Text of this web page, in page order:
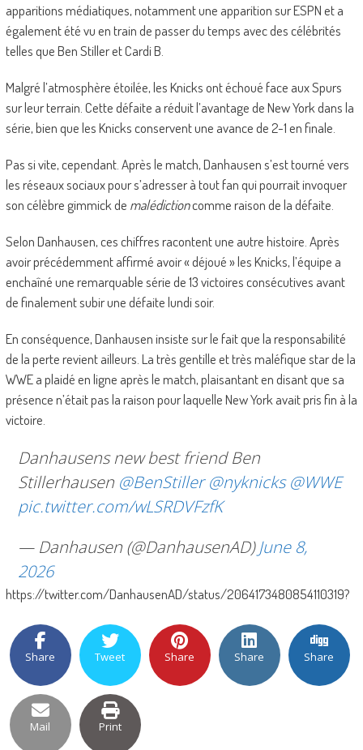
apparitions médiatiques, notamment une apparition sur ESPN et a
également été vu en train de passer du temps avec des célébrités
telles que Ben Stiller et Cardi B.
Malgré l’atmosphère étoilée, les Knicks ont échoué face aux Spurs
sur leur terrain. Cette défaite a réduit l’avantage de New York dans la
série, bien que les Knicks conservent une avance de 2-1 en finale.
Pas si vite, cependant. Après le match, Danhausen s’est tourné vers
les réseaux sociaux pour s’adresser à tout fan qui pourrait invoquer
son célèbre gimmick de malédictioncomme raison de la défaite.
Selon Danhausen, ces chiffres racontent une autre histoire. Après
avoir précédemment affirmé avoir « déjoué » les Knicks, l’équipe a
enchaîné une remarquable série de 13 victoires consécutives avant
de finalement subir une défaite lundi soir.
En conséquence, Danhausen insiste sur le fait que la responsabilité
de la perte revient ailleurs. La très gentille et très maléfique star de la
WWE a plaidé en ligne après le match, plaisantant en disant que sa
présence n’était pas la raison pour laquelle New York avait pris fin à la
victoire.
Danhausens new best friend Ben
Stillerhausen @BenStiller @nyknicks @WWE
pic.twitter.com/wLSRDVFzfK
— Danhausen (@DanhausenAD)June 8,
2026
https://twitter.com/DanhausenAD/status/2064173480854110319?
Share Tweet Share Share Share
Mail Print